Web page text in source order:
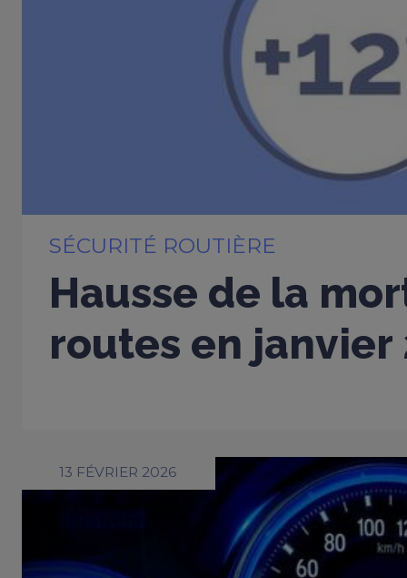
SÉCURITÉ ROUTIÈRE
Hausse de la
routes en janvier
13 FÉVRIER 2026